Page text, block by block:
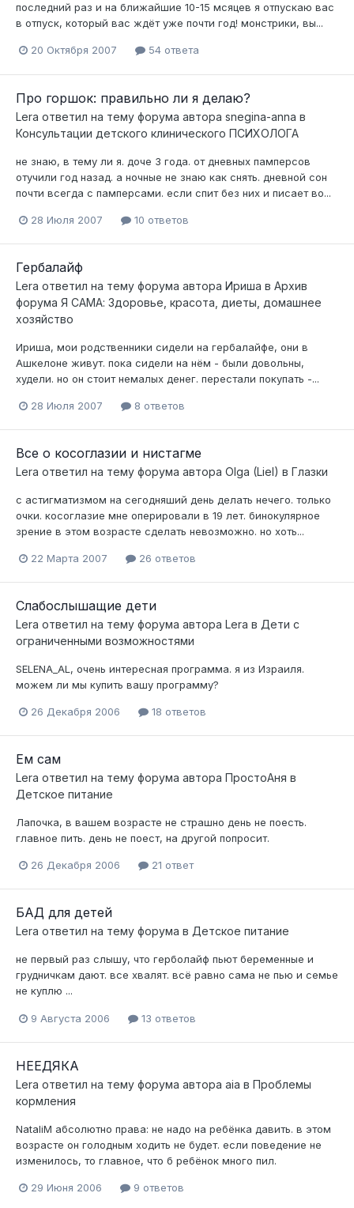
последний раз и на ближайшие 10-15 мсяцев я отпускаю вас
в отпуск, который вас ждёт уже почти год! монстрики, вы...
20 Октября 2007 54 ответа
Про горшок: правильно ли я делаю?
Lera ответил на тему форума автора snegina-anna в
Консультации детского клинического ПСИХОЛОГА
не знаю, в тему ли я. доче 3 года. от дневных памперсов
отучили год назад. а ночные не знаю как снять. дневной сон
почти всегда с памперсами. если спит без них и писает во...
28 Июля 2007 10 ответов
Гербалайф
Lera ответил на тему форума автора Ириша в Архив
форума Я САМА: Здоровье, красота, диеты, домашнее
хозяйство
Ириша, мои родственники сидели на гербалайфе, они в
Ашкелоне живут. пока сидели на нём - были довольны,
худели. но он стоит немалых денег. перестали покупать -...
28 Июля 2007 8 ответов
Все о косоглазии и нистагме
Lera ответил на тему форума автора Olga (Liel) в Глазки
с астигматизмом на сегодняший день делать нечего. только
очки. косоглазие мне оперировали в 19 лет. бинокулярное
зрение в этом возрасте сделать невозможно. но хоть...
22 Марта 2007 26 ответов
Слабослышащие дети
Lera ответил на тему форума автора Lera в Дети с
ограниченными возможностями
SELENA_AL, очень интересная программа. я из Израиля.
можем ли мы купить вашу программу?
26 Декабря 2006 18 ответов
Ем сам
Lera ответил на тему форума автора ПростоАня в
Детское питание
Лапочка, в вашем возрасте не страшно день не поесть.
главное пить. день не поест, на другой попросит.
26 Декабря 2006 21 ответ
БАД для детей
Lera ответил на тему форума в Детское питание
не первый раз слышу, что герболайф пьют беременные и
грудничкам дают. все хвалят. всё равно сама не пью и семье
не куплю ...
9 Августа 2006 13 ответов
НЕЕДЯКА
Lera ответил на тему форума автора aia в Проблемы
кормления
NataliM абсолютно права: не надо на ребёнка давить. в этом
возрасте он голодным ходить не будет. если поведение не
изменилось, то главное, что б ребёнок много пил.
29 Июня 2006 9 ответов